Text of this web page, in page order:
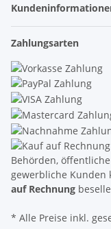
Zahlungsarten
Behörden,
gewerbliche Kunden
auf Rechnung
* Alle Preise inkl.